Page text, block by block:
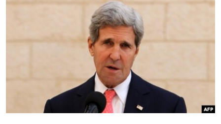
فرکانس‌ها
گزارش‌های تصویریزنان فردا